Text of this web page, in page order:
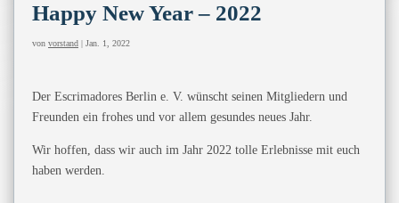
Happy New Year – 2022
von vorstand | Jan. 1, 2022
Der Escrimadores Berlin e. V. wünscht seinen Mitgliedern und
Freunden ein frohes und vor allem gesundes neues Jahr.
Wir hoffen, dass wir auch im Jahr 2022 tolle Erlebnisse mit euch
haben werden.